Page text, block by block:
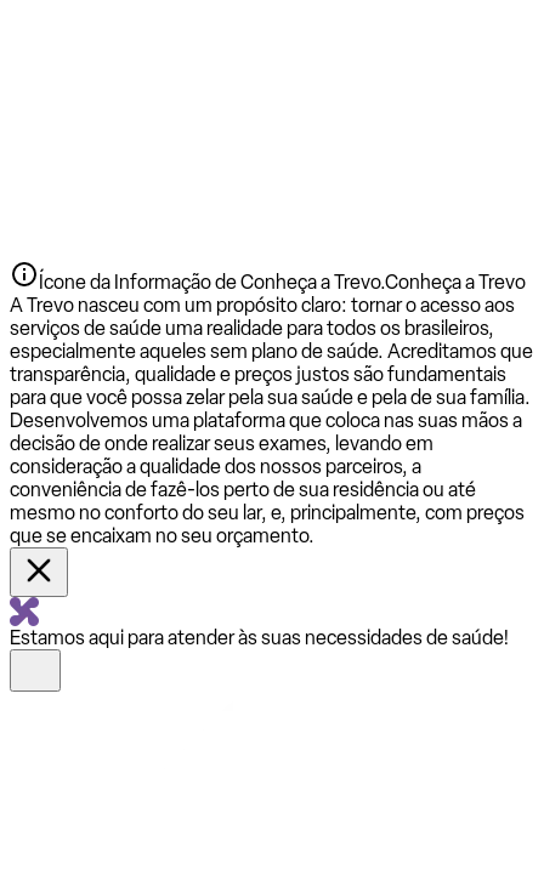
Ícone da Informação de Conheça a Trevo.Conheça a Trevo
A Trevo nasceu com um propósito claro: tornar o acesso aos
serviços de saúde uma realidade para todos os brasileiros,
especialmente aqueles sem plano de saúde. Acreditamos que
transparência, qualidade e preços justos são fundamentais
para que você possa zelar pela sua saúde e pela de sua família.
Desenvolvemos uma plataforma que coloca nas suas mãos a
decisão de onde realizar seus exames, levando em
consideração a qualidade dos nossos parceiros, a
conveniência de fazê-los perto de sua residência ou até
mesmo no conforto do seu lar, e, principalmente, com preços
que se encaixam no seu orçamento.
Estamos aqui para atender às suas necessidades de saúde!